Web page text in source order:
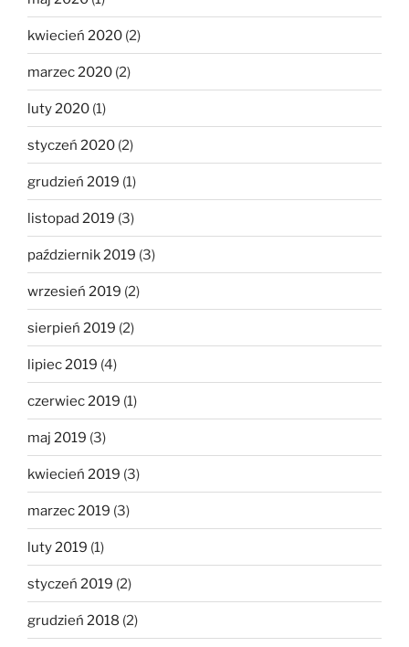
kwiecień 2020 (2)
marzec 2020 (2)
luty 2020 (1)
styczeń 2020 (2)
grudzień 2019 (1)
listopad 2019 (3)
październik 2019 (3)
wrzesień 2019 (2)
sierpień 2019 (2)
lipiec 2019 (4)
czerwiec 2019 (1)
maj 2019 (3)
kwiecień 2019 (3)
marzec 2019 (3)
luty 2019 (1)
styczeń 2019 (2)
grudzień 2018 (2)